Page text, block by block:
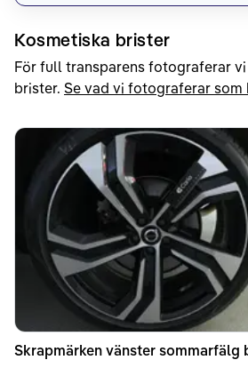
Kosmetiska brister
För full transparens fotograferar
brister. Se vad vi fotograferar som
Skrapmärken vänster sommarfälg